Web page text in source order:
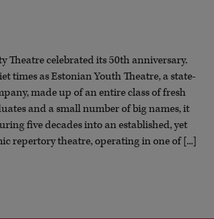
Theatre celebrated its 50th anniversary.
times as Estonian Youth Theatre, a state-
made up of an entire class of fresh
and a small number of big names, it
five decades into an established, yet
repertory theatre, operating in one of [...]